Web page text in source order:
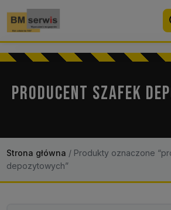
Wyszukiwarka
produktów
Kontakt 22
PRODUCENT SZAFEK
Strona główna /Produkty oznaczone
depozytowych”